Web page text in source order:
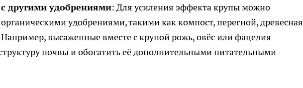
другими удобрениями: Для усиления эффекта крупы можно
удобрениями, такими как компост, перегной, древесная
высаженные вместе с крупой рожь, овёс или фацелия
почвы и обогатить её дополнительными питательными